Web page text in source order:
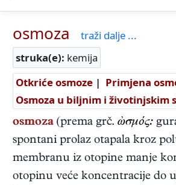
osmoza
traži dalje ...
struka(e): kemija
Otkriće osmoze | Primjena
Osmoza u biljnim i životinjskim
osmoza (prema grč. ὠσμός:
spontani prolaz otapala kroz
membranu iz otopine manje
otopinu veće koncentracije do